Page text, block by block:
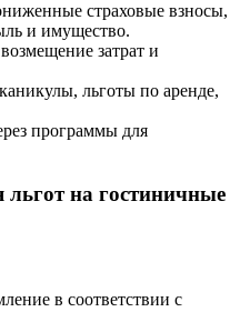
страховые взносы,
и имущество.
затрат и
льготы по аренде,
программы для
на гостиничные
в соответствии с